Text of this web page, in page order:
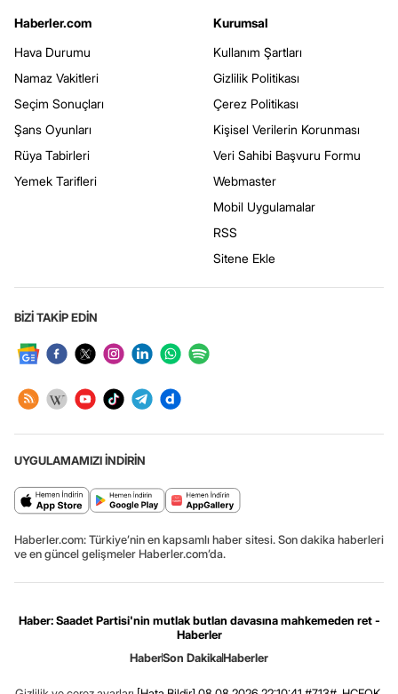
Haberler.com
Hava Durumu
Namaz Vakitleri
Seçim Sonuçları
Şans Oyunları
Rüya Tabirleri
Yemek Tarifleri
Kurumsal
Kullanım Şartları
Gizlilik Politikası
Çerez Politikası
Kişisel Verilerin Korunması
Veri Sahibi Başvuru Formu
Webmaster
Mobil Uygulamalar
RSS
Sitene Ekle
BİZİ TAKİP EDİN
UYGULAMAMIZI İNDİRİN
Haberler.com: Türkiye’nin en kapsamlı haber sitesi. Son dakika haberleri
ve en güncel gelişmeler Haberler.com’da.
Haber: Saadet Partisi'nin mutlak butlan davasına mahkemeden ret -
Haberler
HaberSon DakikaHaberler